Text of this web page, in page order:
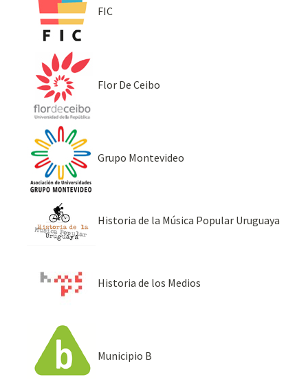
FIC
Flor De Ceibo
Grupo Montevideo
Historia de la Música Popular Uruguaya
Historia de los Medios
Municipio B